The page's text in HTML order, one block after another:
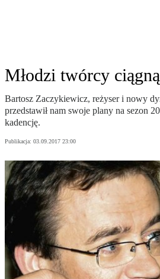
Młodzi twórcy
Bartosz Zaczykiewicz, reżyser i nowy
przedstawił nam swoje plany na sezon
kadencję.
Publikacja: 03.09.2017 23:00